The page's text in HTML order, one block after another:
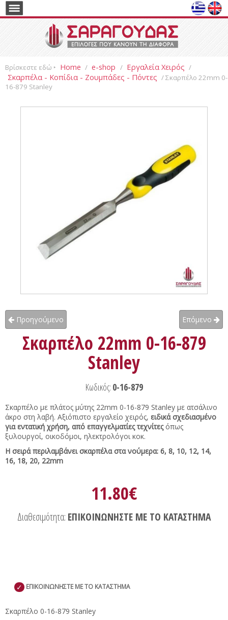
Βρίσκεστε εδώ ‣ Home / e-shop / Εργαλεία Χειρός /
Σκαρπέλα - Κοπίδια - Ζουμπάδες - Πόντες / Σκαρπέλο 22mm 0-
16-879 Stanley
Προηγούμενο Επόμενο
Σκαρπέλο 22mm 0-16-879
Stanley
Κωδικός: 0-16-879
Σκαρπέλο με πλάτος μύτης 22mm 0-16-879 Stanley με ατσάλινο
άκρο στη λαβή. Αξιόπιστο εργαλείο χειρός, ειδικά σχεδιασμένο
για εντατική χρήση, από επαγγελματίες τεχνίτεςόπως
ξυλουργοί, οικοδόμοι, ηλεκτρολόγοι κοκ.
Η σειρά περιλαμβάνει σκαρπέλα στα νούμερα: 6, 8, 10, 12, 14,
16, 18, 20, 22mm
11.80€
Διαθεσιμότητα: ΕΠΙΚΟΙΝΩΝΗΣΤΕ ΜΕ ΤΟ ΚΑΤΑΣΤΗΜΑ
✓ ΕΠΙΚΟΙΝΩΝΗΣΤΕ ΜΕ ΤΟ ΚΑΤΑΣΤΗΜΑ
Σκαρπέλο 0-16-879 Stanley